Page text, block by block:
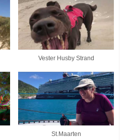
Vester Husby Strand
St.Maarten